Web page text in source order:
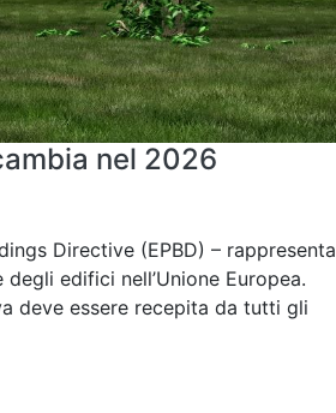
nel 2026
Directive (EPBD) – rappresenta
edifici nell’Unione Europea.
deve essere recepita da tutti gli